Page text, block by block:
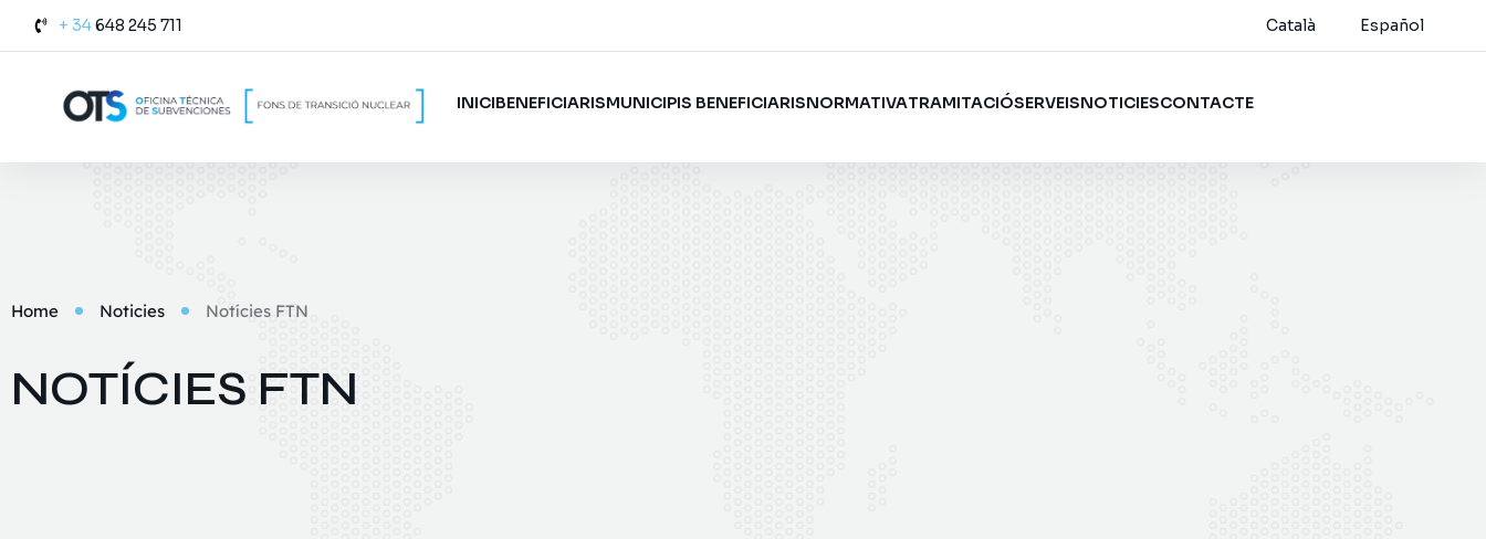
+ 34648 245 711 Català Español
INICIBENEFICIARISMUNICIPIS BENEFICIARISNORMATIVATRAMITACIÓSERVEISNOTICIESCONTACTE
Home Noticies Notícies FTN
NOTÍCIES FTN